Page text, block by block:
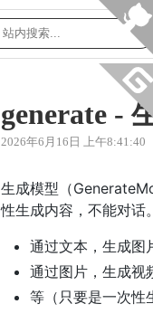
generate -
2026年6月16日 上午8:41:40
生成模型（
性生成内容，不能对话
通过文本，生成图
通过图片，生成视
等（只要是一次性